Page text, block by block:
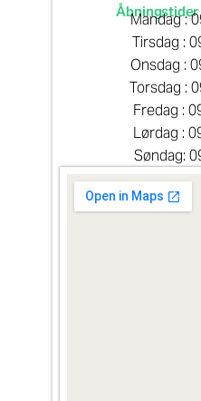
Mandag :
Tirsdag :
Onsdag :
Torsdag :
Fredag :
Lørdag :
Søndag: